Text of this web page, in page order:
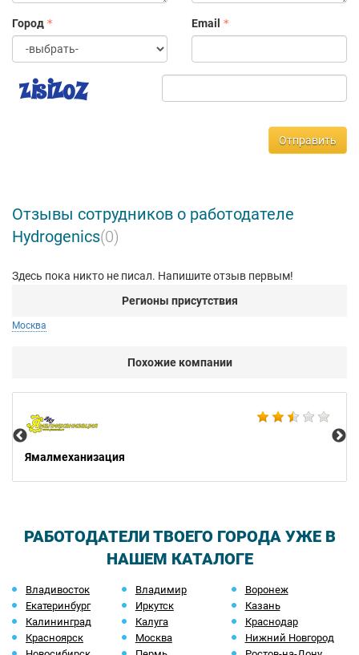
Город Email
Отправить
Отзывы сотрудников о работодателе
Hydrogenics(0)
Здесь пока никто не писал. Напишите отзыв первым!
Регионы присутствия
Москва
Похожие компании
Ямалмеханизация
РАБОТОДАТЕЛИ ТВОЕГО ГОРОДА УЖЕ В
НАШЕМ КАТАЛОГЕ
Владивосток Владимир
Воронеж
Екатеринбург
Иркутск
Казань
Калининград
Калуга
Краснодар
Красноярск
Москва
Нижний Новгород